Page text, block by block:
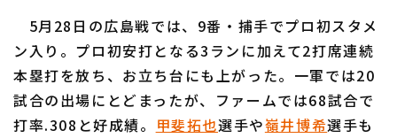
5月28日の広島戦では、9番・捕手でプロ初スタメ
ン入り。プロ初安打となる3ランに加えて2打席連続
本塁打を放ち、お立ち台にも上がった。一軍では20
試合の出場にとどまったが、ファームでは68試合で
打率.308と好成績。 甲斐拓也選手や嶺井博希選手も